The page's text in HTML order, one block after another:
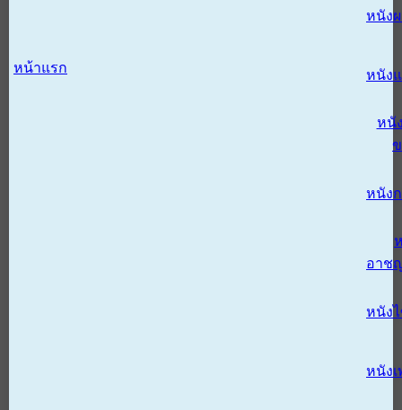
หน้าแรก
หนัง
หนัง
หนั
หนัง
อาช
หนัง
หนังเ